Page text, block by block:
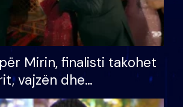
Mirin, finalisti takohet
vajzën dhe
S’kemi ndonjë letër